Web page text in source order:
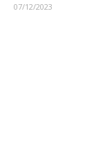
07/12/2023